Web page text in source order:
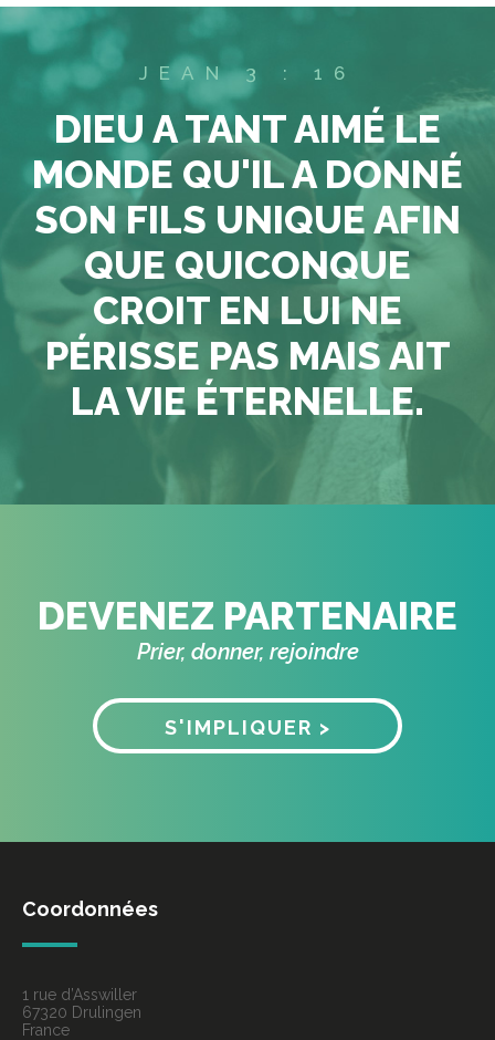
JEAN 3 : 16
DIEU A TANT AIMÉ LE
MONDE QU'IL A DONNÉ
SON FILS UNIQUE AFIN
QUE QUICONQUE
CROIT EN LUI NE
PÉRISSE PAS MAIS AIT
LA VIE ÉTERNELLE.
DEVENEZ PARTENAIRE
Prier, donner, rejoindre
S'IMPLIQUER >
Coordonnées
1 rue d’Asswiller
67320 Drulingen
France